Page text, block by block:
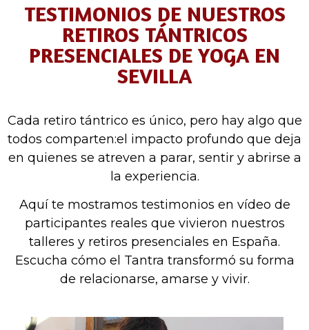
TESTIMONIOS DE NUESTROS
RETIROS TÁNTRICOS
PRESENCIALES DE YOGA EN
SEVILLA
Cada retiro tántrico es único, pero hay algo que
todos comparten:el impacto profundo que deja
en quienes se atreven a parar, sentir y abrirse a
la experiencia.
Aquí te mostramos testimonios en vídeo de
participantes reales que vivieron nuestros
talleres y retiros presenciales en España.
Escucha cómo el Tantra transformó su forma
de relacionarse, amarse y vivir.